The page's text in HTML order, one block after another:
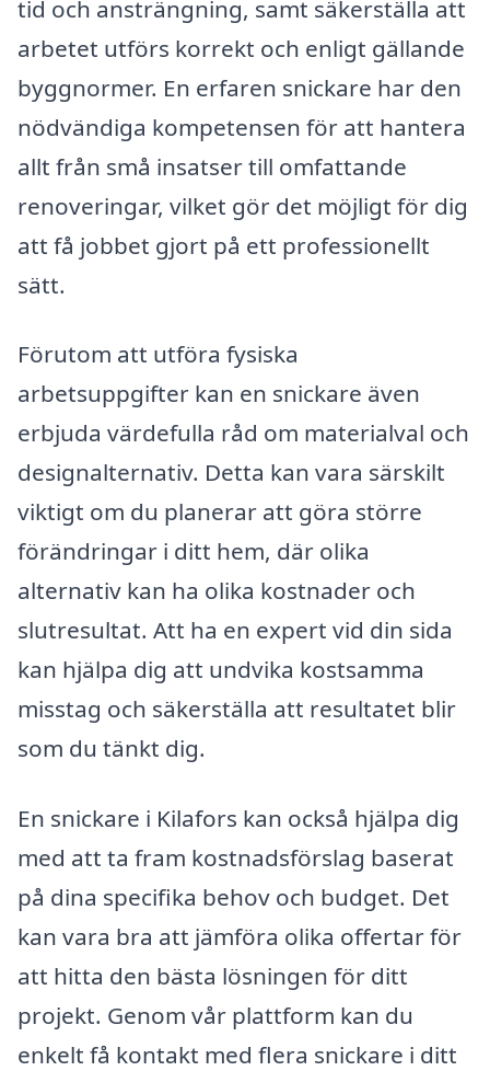
tid och ansträngning, samt säkerställa att
arbetet utförs korrekt och enligt gällande
byggnormer. En erfaren snickare har den
nödvändiga kompetensen för att hantera
allt från små insatser till omfattande
renoveringar, vilket gör det möjligt för dig
att få jobbet gjort på ett professionellt
sätt.
Förutom att utföra fysiska
arbetsuppgifter kan en snickare även
erbjuda värdefulla råd om materialval och
designalternativ. Detta kan vara särskilt
viktigt om du planerar att göra större
förändringar i ditt hem, där olika
alternativ kan ha olika kostnader och
slutresultat. Att ha en expert vid din sida
kan hjälpa dig att undvika kostsamma
misstag och säkerställa att resultatet blir
som du tänkt dig.
En snickare i Kilafors kan också hjälpa dig
med att ta fram kostnadsförslag baserat
på dina specifika behov och budget. Det
kan vara bra att jämföra olika offertar för
att hitta den bästa lösningen för ditt
projekt. Genom vår plattform kan du
enkelt få kontakt med flera snickare i ditt